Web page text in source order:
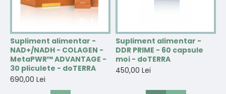
Supliment alimentar -
NAD+/NADH - COLAGEN -
MetaPWR™ ADVANTAGE -
30 pliculete - doTERRA
690,00 Lei
Supliment alimentar -
DDR PRIME - 60 capsule
moi - doTERRA
450,00 Lei